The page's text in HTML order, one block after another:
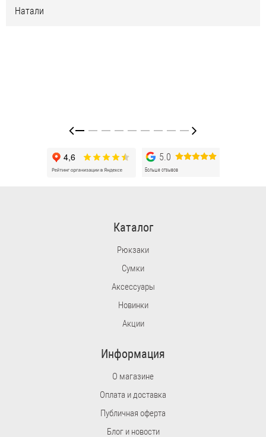
Натали
5.0
Больше отзывов
Каталог
Рюкзаки
Сумки
Аксессуары
Новинки
Акции
Информация
О магазине
Оплата и доставка
Публичная оферта
Блог и новости